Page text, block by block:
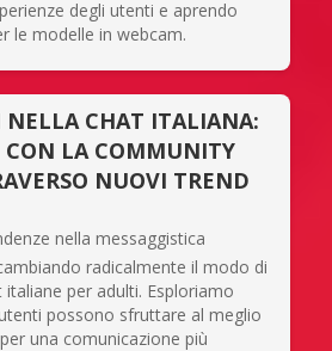
degli utenti e aprendo
le modelle in webcam.
CHAT ITALIANA:
CON LA COMMUNITY
NUOVI TREND
nella messaggistica
radicalmente il modo di
per adulti. Esploriamo
possono sfruttare al meglio
una comunicazione più